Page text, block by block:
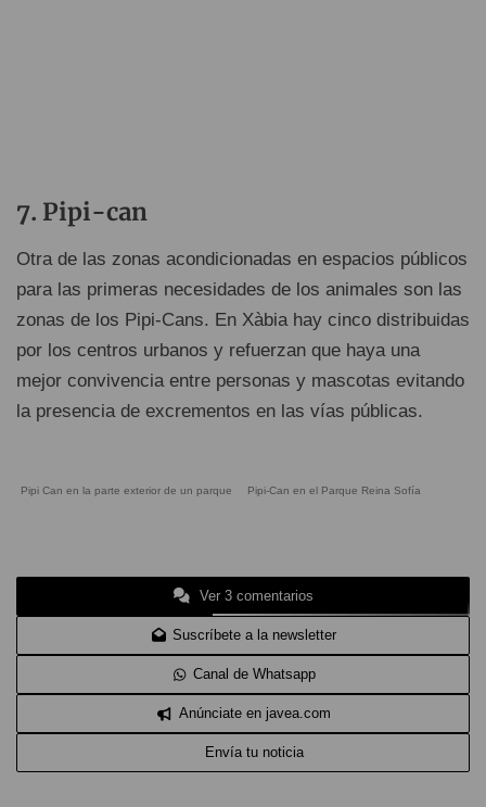
Pipi-can
Otra de las zonas acondicionadas en espacios públicos
para las primeras necesidades de los animales son las
zonas de los Pipi-Cans. En Xàbia hay cinco distribuidas
por los centros urbanos y refuerzan que haya una
mejor convivencia entre personas y mascotas evitando
la presencia de excrementos en las vías públicas.
Pipi Can en la parte exterior de un parque Pipi-Can en el Parque Reina Sofía
Ver 3 comentarios
Suscríbete a la newsletter
Canal de Whatsapp
Anúnciate en javea.com
Envía tu noticia